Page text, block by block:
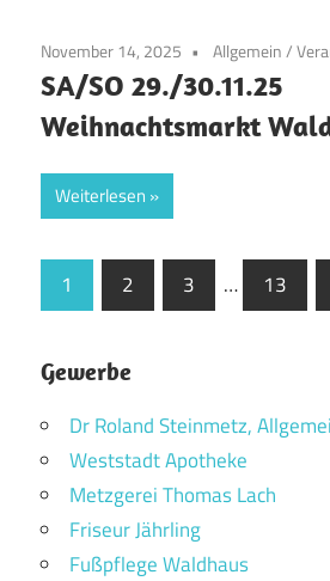
November 14, 2025 Allgemein/
SA/SO 29./30.11.25
Weihnachtsmarkt
Weiterlesen
der
Beiträge
1 2 3 … 13
Gewerbe
Dr Roland Steinmetz,
Weststadt Apotheke
Metzgerei Thomas Lach
Friseur Jährling
Fußpflege Waldhaus